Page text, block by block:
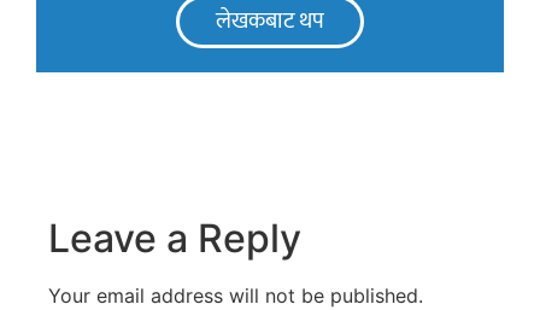
लेखकबाट थप
Leave a Reply
Your email address will not be published.